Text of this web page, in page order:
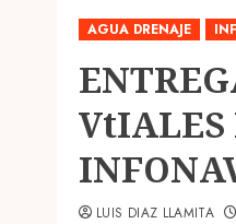
AGUA DRENAJE
VtIALES
LUIS DIAZ LLAMITA